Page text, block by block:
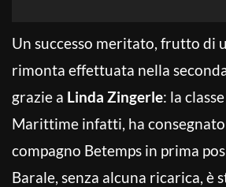
Un successo meritato, frutto di
rimonta effettuata nella
grazie a Linda Zingerle: la
Marittime infatti, ha
compagno Betemps in prima
Barale, senza alcuna ricarica, è